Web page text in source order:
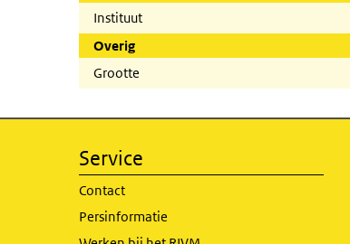
Instituut
Overig
Grootte
Service
Contact
Persinformatie